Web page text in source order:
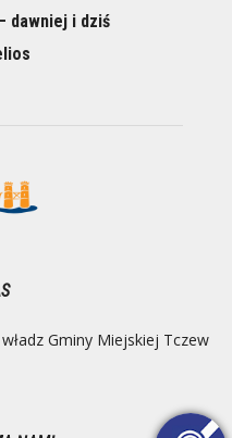
dawniej i dziś
Gminy Miejskiej Tczew